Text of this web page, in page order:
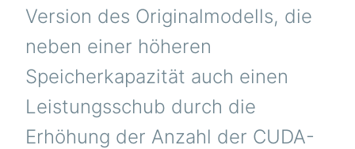
Version des Originalmodells, die
neben einer höheren
Speicherkapazität auch einen
Leistungsschub durch die
Erhöhung der Anzahl der CUDA-